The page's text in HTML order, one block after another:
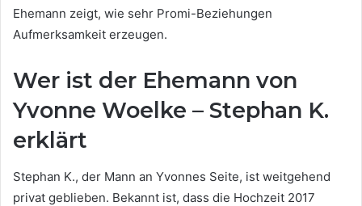
Ehemann zeigt, wie sehr Promi-Beziehungen
Aufmerksamkeit erzeugen.
Wer ist der Ehemann von
Yvonne Woelke – Stephan K.
erklärt
Stephan K., der Mann an Yvonnes Seite, ist weitgehend
privat geblieben. Bekannt ist, dass die Hochzeit 2017